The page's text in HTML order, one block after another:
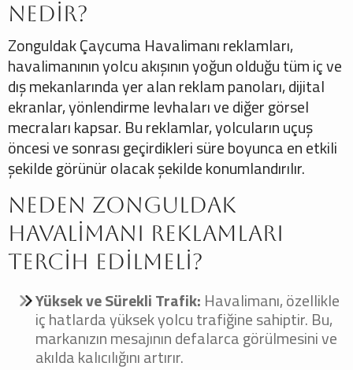
Nedir?
Zonguldak Çaycuma Havalimanı reklamları,
havalimanının yolcu akışının yoğun olduğu tüm iç ve
dış mekanlarında yer alan reklam panoları, dijital
ekranlar, yönlendirme levhaları ve diğer görsel
mecraları kapsar. Bu reklamlar, yolcuların uçuş
öncesi ve sonrası geçirdikleri süre boyunca en etkili
şekilde görünür olacak şekilde konumlandırılır.
Neden Zonguldak
Havalimanı Reklamları
Tercih Edilmeli?
Yüksek ve Sürekli Trafik: Havalimanı, özellikle
iç hatlarda yüksek yolcu trafiğine sahiptir. Bu,
markanızın mesajının defalarca görülmesini ve
akılda kalıcılığını artırır.